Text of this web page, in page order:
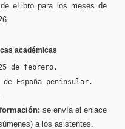
eLibro para los meses de
académicas
de febrero.
de España peninsular.
se envía el enlace
a los asistentes.